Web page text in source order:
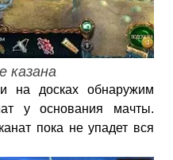
казана
на досках обнаружим
у основания мачты.
пока не упадет вся